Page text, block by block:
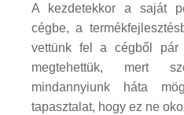
A kezdetekkor a saját
cégbe, a
vettünk fel a cégből pár
megtehettük, mert
mindannyiunk háta
tapasztalat, hogy ez ne